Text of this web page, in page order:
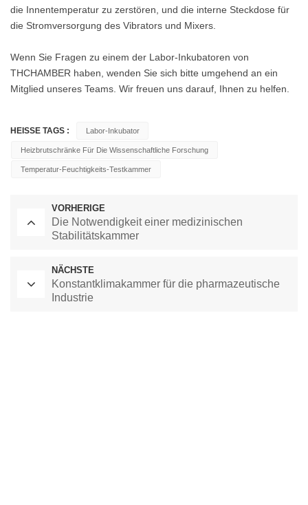
die Innentemperatur zu zerstören, und die interne Steckdose für
die Stromversorgung des Vibrators und Mixers.
Wenn Sie Fragen zu einem der Labor-Inkubatoren von
THCHAMBER haben, wenden Sie sich bitte umgehend an ein
Mitglied unseres Teams. Wir freuen uns darauf, Ihnen zu helfen.
HEISSE TAGS : Labor-Inkubator
Heizbrutschränke Für Die Wissenschaftliche Forschung
Temperatur-Feuchtigkeits-Testkammer
VORHERIGE
Die Notwendigkeit einer medizinischen
Stabilitätskammer
NÄCHSTE
Konstantklimakammer für die pharmazeutische
Industrie